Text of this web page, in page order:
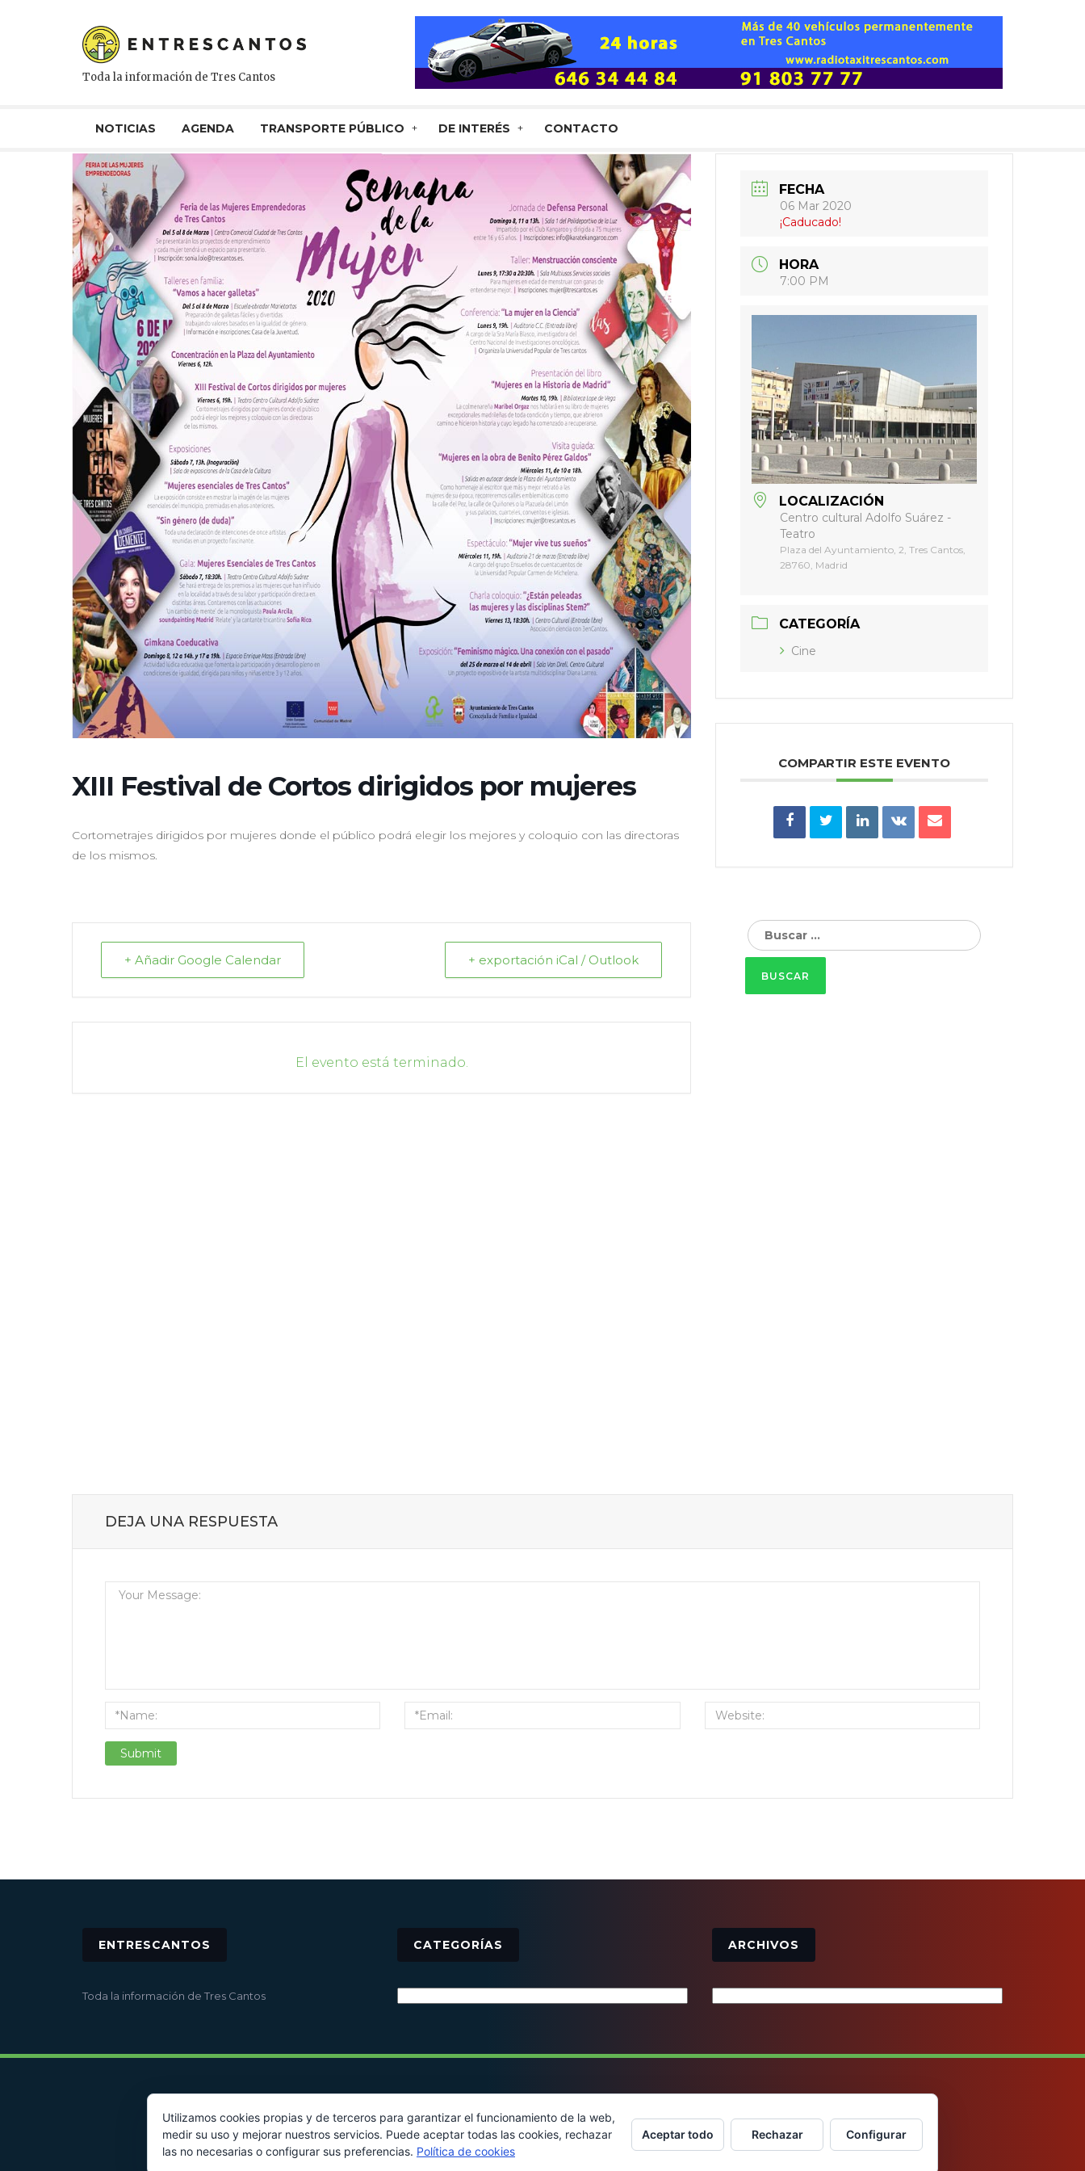
Toda la información de Tres Cantos
NOTICIAS AGENDA TRANSPORTE PÚBLICO DE INTERÉS CONTACTO
XIII Festival de Cortos dirigidos por mujeres
Cortometrajes dirigidos por mujeres donde el público podrá elegir los mejores y coloquio con las directoras
de los mismos.
+ Añadir Google Calendar + exportación iCal / Outlook
El evento está terminado.
FECHA
06 Mar 2020
¡Caducado!
HORA
7:00 PM
LOCALIZACIÓN
Centro cultural Adolfo Suárez -
Teatro
Plaza del Ayuntamiento, 2, Tres Cantos,
28760, Madrid
CATEGORÍA
Cine
COMPARTIR ESTE EVENTO
Buscar:
DEJA UNA RESPUESTA
ENTRESCANTOS
Toda la información de Tres Cantos
CATEGORÍAS ARCHIVOS
© 2016 - Todos los derechos reservados
Utilizamos cookies propias y de terceros para garantizar el funcionamiento de la web,
medir su uso y mejorar nuestros servicios. Puede aceptar todas las cookies, rechazar
las no necesarias o configurar sus preferencias. Política de cookies
Aceptar todo Rechazar Configurar